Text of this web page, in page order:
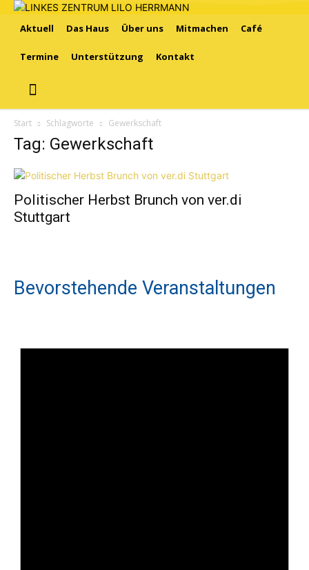
Aktuell Das Haus Über uns Mitmachen Café
Termine Unterstützung Kontakt
Start Schlagworte Gewerkschaft
Tag: Gewerkschaft
Politischer Herbst Brunch von ver.di
Stuttgart
Bevorstehende Veranstaltungen